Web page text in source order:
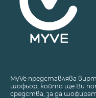
MyVe представлява
шофьор, който ще Ви
средства, за да